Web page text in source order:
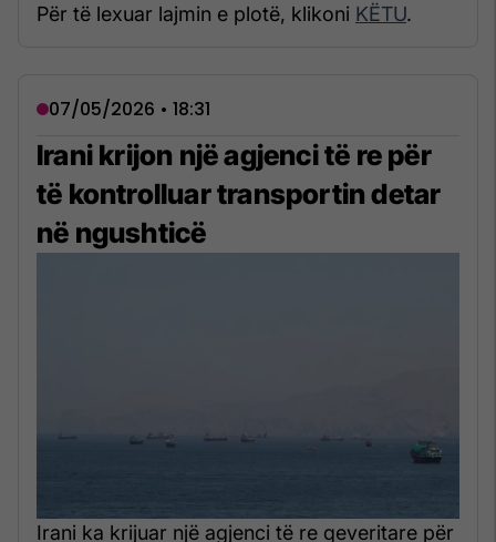
Për të lexuar lajmin e plotë, klikoni KËTU.
07/05/2026 • 18:31
Irani krijon një agjenci të re për
të kontrolluar transportin detar
në ngushticë
Irani ka krijuar një agjenci të re qeveritare për